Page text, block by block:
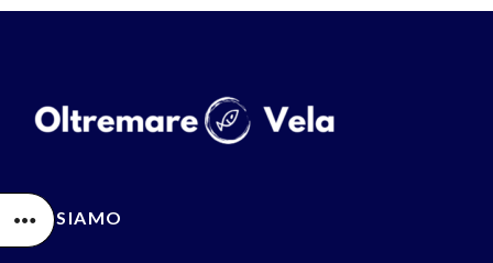
CHI SIAMO